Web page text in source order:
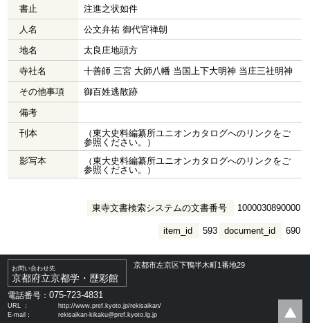
書止
注進之状如件
人名
公文弁祐 御代官禅朝
地名
太良庄地頭方
寺社名
十善師 三宮 大師八幡 当国上下大明神 当庄三社明神
その他事項
御百姓逃散跡
備考
刊本
（東大史料編纂所ユニオンカタログへのリンクをご
参照ください。）
影写本
（東大史料編纂所ユニオンカタログへのリンクをご
参照ください。）
東寺文書検索システムの文書番号 1000030890000
document_id 690
item_id 593
お問い合わせ先
京都府立京都学・歴彩館
京都市左京区下鴨半木町1番地29
電話番号：075-723-4831
URL ：
http://www.pref.kyoto.jp/rekisaikan/
E-mail：
rekisaikan-kikaku@pref.kyoto.lg.jp